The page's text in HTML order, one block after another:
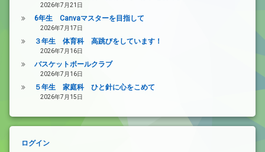
2026年7月21日
6年生 Canvaマスターを目指して
2026年7月17日
３年生 体育科 高跳びをしています！
2026年7月16日
バスケットボールクラブ
2026年7月16日
５年生 家庭科 ひと針に心をこめて
2026年7月15日
ログイン